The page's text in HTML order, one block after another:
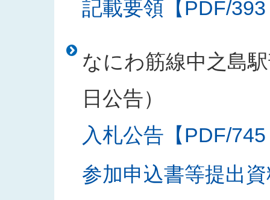
記載要領【PDF/
なにわ筋線中之島
日公告）
入札公告【PDF/
参加申込書等提出